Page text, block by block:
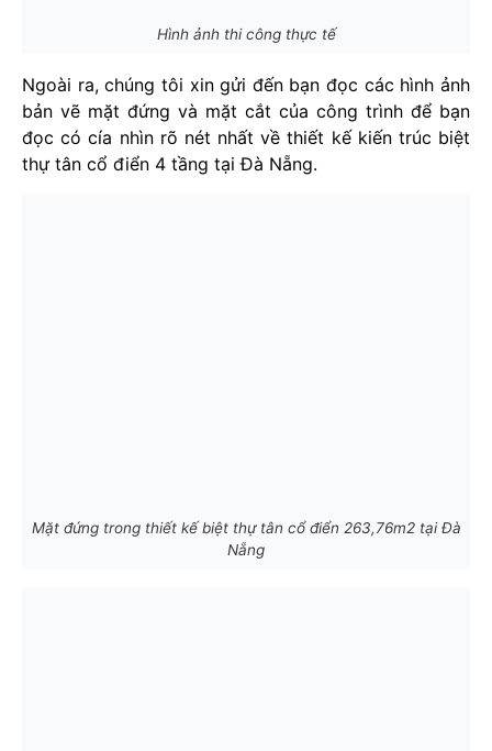
Hình ảnh thi công thực tế
Ngoài ra, chúng tôi xin gửi đến bạn đọc các hình ảnh
bản vẽ mặt đứng và mặt cắt của công trình để bạn
đọc có cía nhìn rõ nét nhất về thiết kế kiến trúc biệt
thự tân cổ điển 4 tầng tại Đà Nẵng.
Mặt đứng trong thiết kế biệt thự tân cổ điển 263,76m2 tại Đà
Nẵng